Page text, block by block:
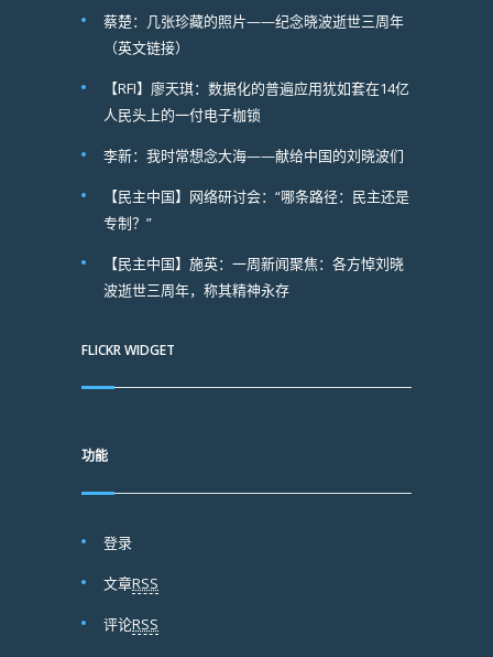
蔡楚：几张珍藏的照片——纪念晓波逝世三周年
（英文链接）
【RFI】廖天琪：数据化的普遍应用犹如套在14亿
人民头上的一付电子枷锁
李新：我时常想念大海——献给中国的刘晓波们
【民主中国】网络研讨会：“哪条路径：民主还是
专制？”
【民主中国】施英：一周新闻聚焦：各方悼刘晓
波逝世三周年，称其精神永存
FLICKR WIDGET
功能
登录
文章RSS
评论RSS